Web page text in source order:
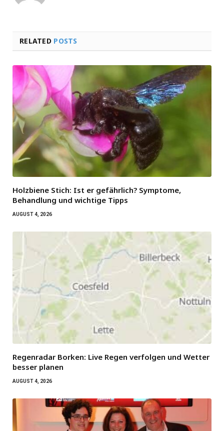
RELATED POSTS
Holzbiene Stich: Ist er gefährlich? Symptome,
Behandlung und wichtige Tipps
AUGUST 4, 2026
Regenradar Borken: Live Regen verfolgen und Wetter
besser planen
AUGUST 4, 2026